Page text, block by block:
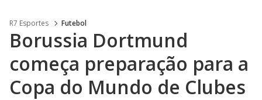
R7 Esportes Futebol
Borussia Dortmund
começa preparação para a
Copa do Mundo de Clubes